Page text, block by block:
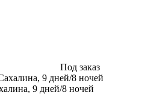
Под заказ
9 дней/8 ночей